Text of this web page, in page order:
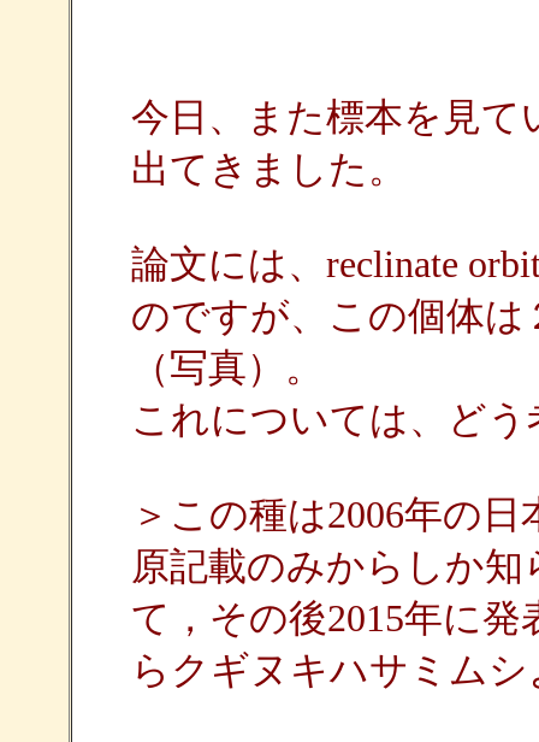
今日、また標本を見
出てきました。
論文には、reclinate
のですが、この個体
（写真）。
これについては、ど
＞この種は2006年の
原記載のみからしか
て，その後2015年に
らクギヌキハサミム